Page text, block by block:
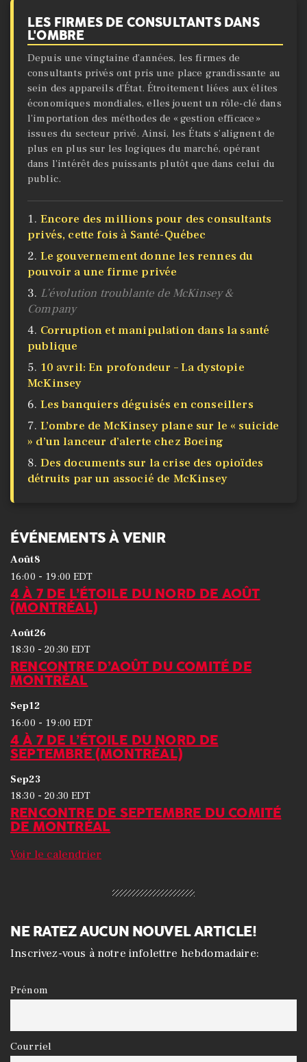
LES FIRMES DE CONSULTANTS DANS
L'OMBRE
Depuis une vingtaine d’années, les firmes de
consultants privés ont pris une place grandissante au
sein des appareils d’État. Étroitement liées aux élites
économiques mondiales, elles jouent un rôle-clé dans
l’importation des méthodes de « gestion efficace »
issues du secteur privé. Ainsi, les États s’alignent de
plus en plus sur les logiques du marché, opérant
dans l’intérêt des puissants plutôt que dans celui du
public.
Encore des millions pour des consultants
privés, cette fois à Santé-Québec
Le gouvernement donne les rennes du
pouvoir a une firme privée
L’évolution troublante de McKinsey &
Company
Corruption et manipulation dans la santé
publique
10 avril: En profondeur – La dystopie
McKinsey
Les banquiers déguisés en conseillers
L’ombre de McKinsey plane sur le « suicide
» d’un lanceur d’alerte chez Boeing
​Des documents sur la crise des opioïdes
détruits par un associé de McKinsey
ÉVÉNEMENTS À VENIR
Août8
16:00 - 19:00 EDT
4 À 7 DE L’ÉTOILE DU NORD DE AOÛT
(MONTRÉAL)
Août26
18:30 -20:30 EDT
RENCONTRE D’AOÛT DU COMITÉ DE
MONTRÉAL
Sep12
16:00 - 19:00 EDT
4 À 7 DE L’ÉTOILE DU NORD DE
SEPTEMBRE (MONTRÉAL)
Sep23
18:30 -20:30 EDT
RENCONTRE DE SEPTEMBRE DU COMITÉ
DE MONTRÉAL
Voir le calendrier
NE RATEZ AUCUN NOUVEL ARTICLE!
Inscrivez-vous à notre infolettre hebdomadaire:
Prénom
Courriel